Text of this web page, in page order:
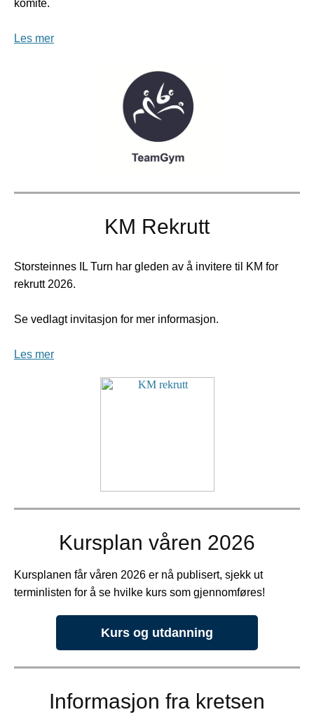
komité.
Les mer
KM Rekrutt
Storsteinnes IL Turn har gleden av å invitere til KM for
rekrutt 2026.
Se vedlagt invitasjon for mer informasjon.
Les mer
Kursplan våren 2026
Kursplanen får våren 2026 er nå publisert, sjekk ut
terminlisten for å se hvilke kurs som gjennomføres!
Kurs og utdanning
Informasjon fra kretsen